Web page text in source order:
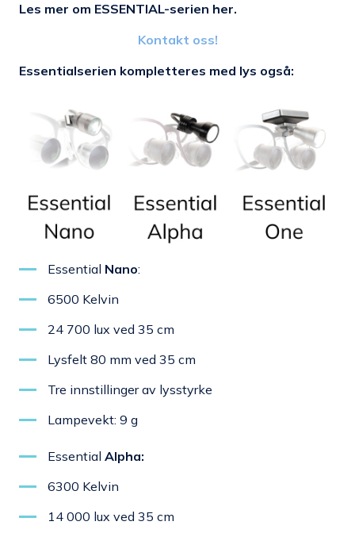
Les mer om ESSENTIAL-serien her.
Kontakt oss!
Essentialserien kompletteres med lys også:
Essential Nano:
6500 Kelvin
24 700 lux ved 35 cm
Lysfelt 80 mm ved 35 cm
Tre innstillinger av lysstyrke
Lampevekt: 9 g
Essential Alpha:
6300 Kelvin
14 000 lux ved 35 cm